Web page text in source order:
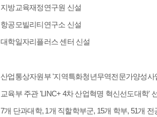
지방교육재정연구원 신설
항공모빌리티연구소 신설
대학일자리플러스 센터 신설
산업통상자원부 '지역특화청년무역전문가양성사
교육부 주관 'LINC+ 4차 산업혁명 혁신선도대학'
7개 단과대학, 1개 직할학부군, 15개 학부, 51개 전